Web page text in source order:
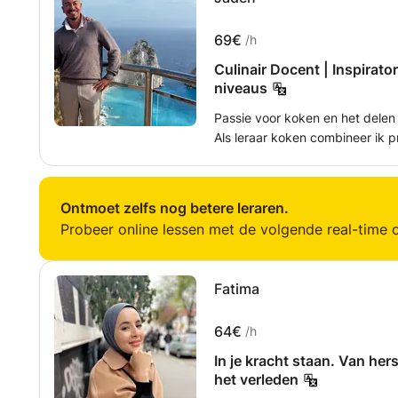
69€ /h
Culinair Docent | Inspirator in de Keuken
niveaus
Passie voor koken en het
Als leraar koken combineer ik
ontwikkelen. Ik geloof dat
om beleving, samenwerking
detail en aandacht voor
studenten hun
een leeromgeving waarin
om nieuwsgierig te zijn, door
opnieuw uit te dagen. Koken
is mijn missie om dit
generatie koks en
Ontmoet zelfs nog betere leraren.
Probeer online lessen met de volgende real-time
Fatima
64€ /h
In je kracht staan. Van
het verleden